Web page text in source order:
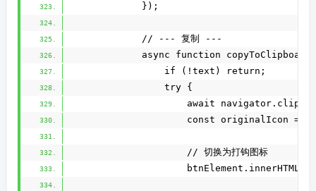
            });
            // --- 复制 ---
async function
                if (!text) return;
                try {
await
const originalIcon =
                    // 切换为打钩图标
btnElement.innerHTML =